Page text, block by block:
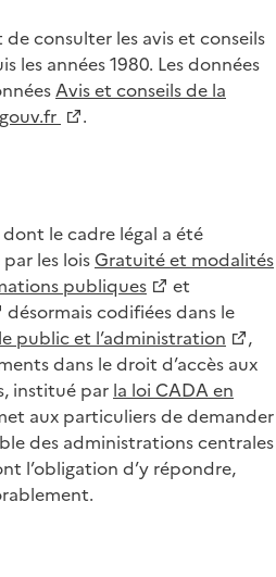
consulter les avis et conseils
les années 1980. Les données
Avis et conseils de la
.
le cadre légal a été
les loisGratuité et modalités
publiques
et
désormais codifiées dans le
public et l’administration
,
dans le droit d’accès aux
institué par la loi CADA en
aux particuliers de demander
des administrations centrales
l’obligation d’y répondre,